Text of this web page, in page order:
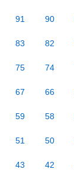
91 90
83 82
75 74
67 66
59 58
51 50
43 42